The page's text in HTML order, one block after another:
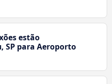
estão
SP para Aeroporto